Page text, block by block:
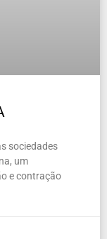
sociedades
um
e contração